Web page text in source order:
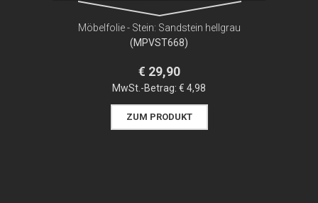
Möbelfolie - Stein: Sandstein hellgrau
(MPVST668)
€ 29,90
MwSt.-Betrag: € 4,98
ZUM PRODUKT